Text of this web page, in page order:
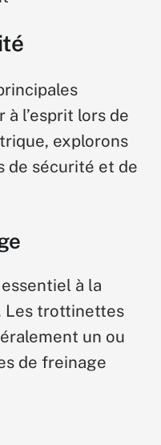
l’esprit lors de
explorons
de sécurité et de
à la
Les trottinettes
un ou
de freinage